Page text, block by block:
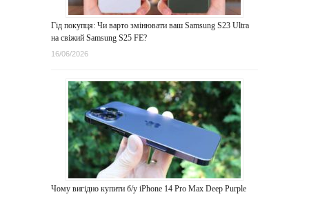
Гід покупця: Чи варто змінювати ваш Samsung S23 Ultra
на свіжий Samsung S25 FE?
16/06/2026
Чому вигідно купити б/у iPhone 14 Pro Max Deep Purple